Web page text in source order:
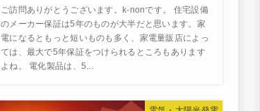
ご訪問ありがとうございます。k-nonです。 住宅設備
のメーカー保証は5年のものが大半だと思います。家
電になるともっと短いものも多く、家電量販店によっ
ては、最大で5年保証をつけられるところもあります
よね。 電化製品は、5...